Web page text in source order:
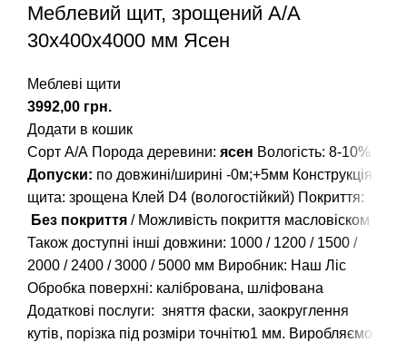
Меблевий щит, зрощений A/А
30х400х4000 мм Ясен
Меблеві щити
грн.
Додати в кошик
Сорт А/А Порода деревини: ясен Вологість: 8-10%
Допуски: по довжині/ширині -0м;+5мм Конструкція
щита: зрощена Клей D4 (вологостійкий) Покриття:
Без покриття / Можливість покриття масловіском
Також доступні інші довжини: 1000 / 1200 / 1500 /
2000 / 2400 /3000 /5000 мм Виробник: Наш Ліс
Обробка поверхні: калібрована, шліфована
Додаткові послуги: зняття фаски, заокруглення
кутів, порізка під розміри точнітю1 мм. Виробляємо